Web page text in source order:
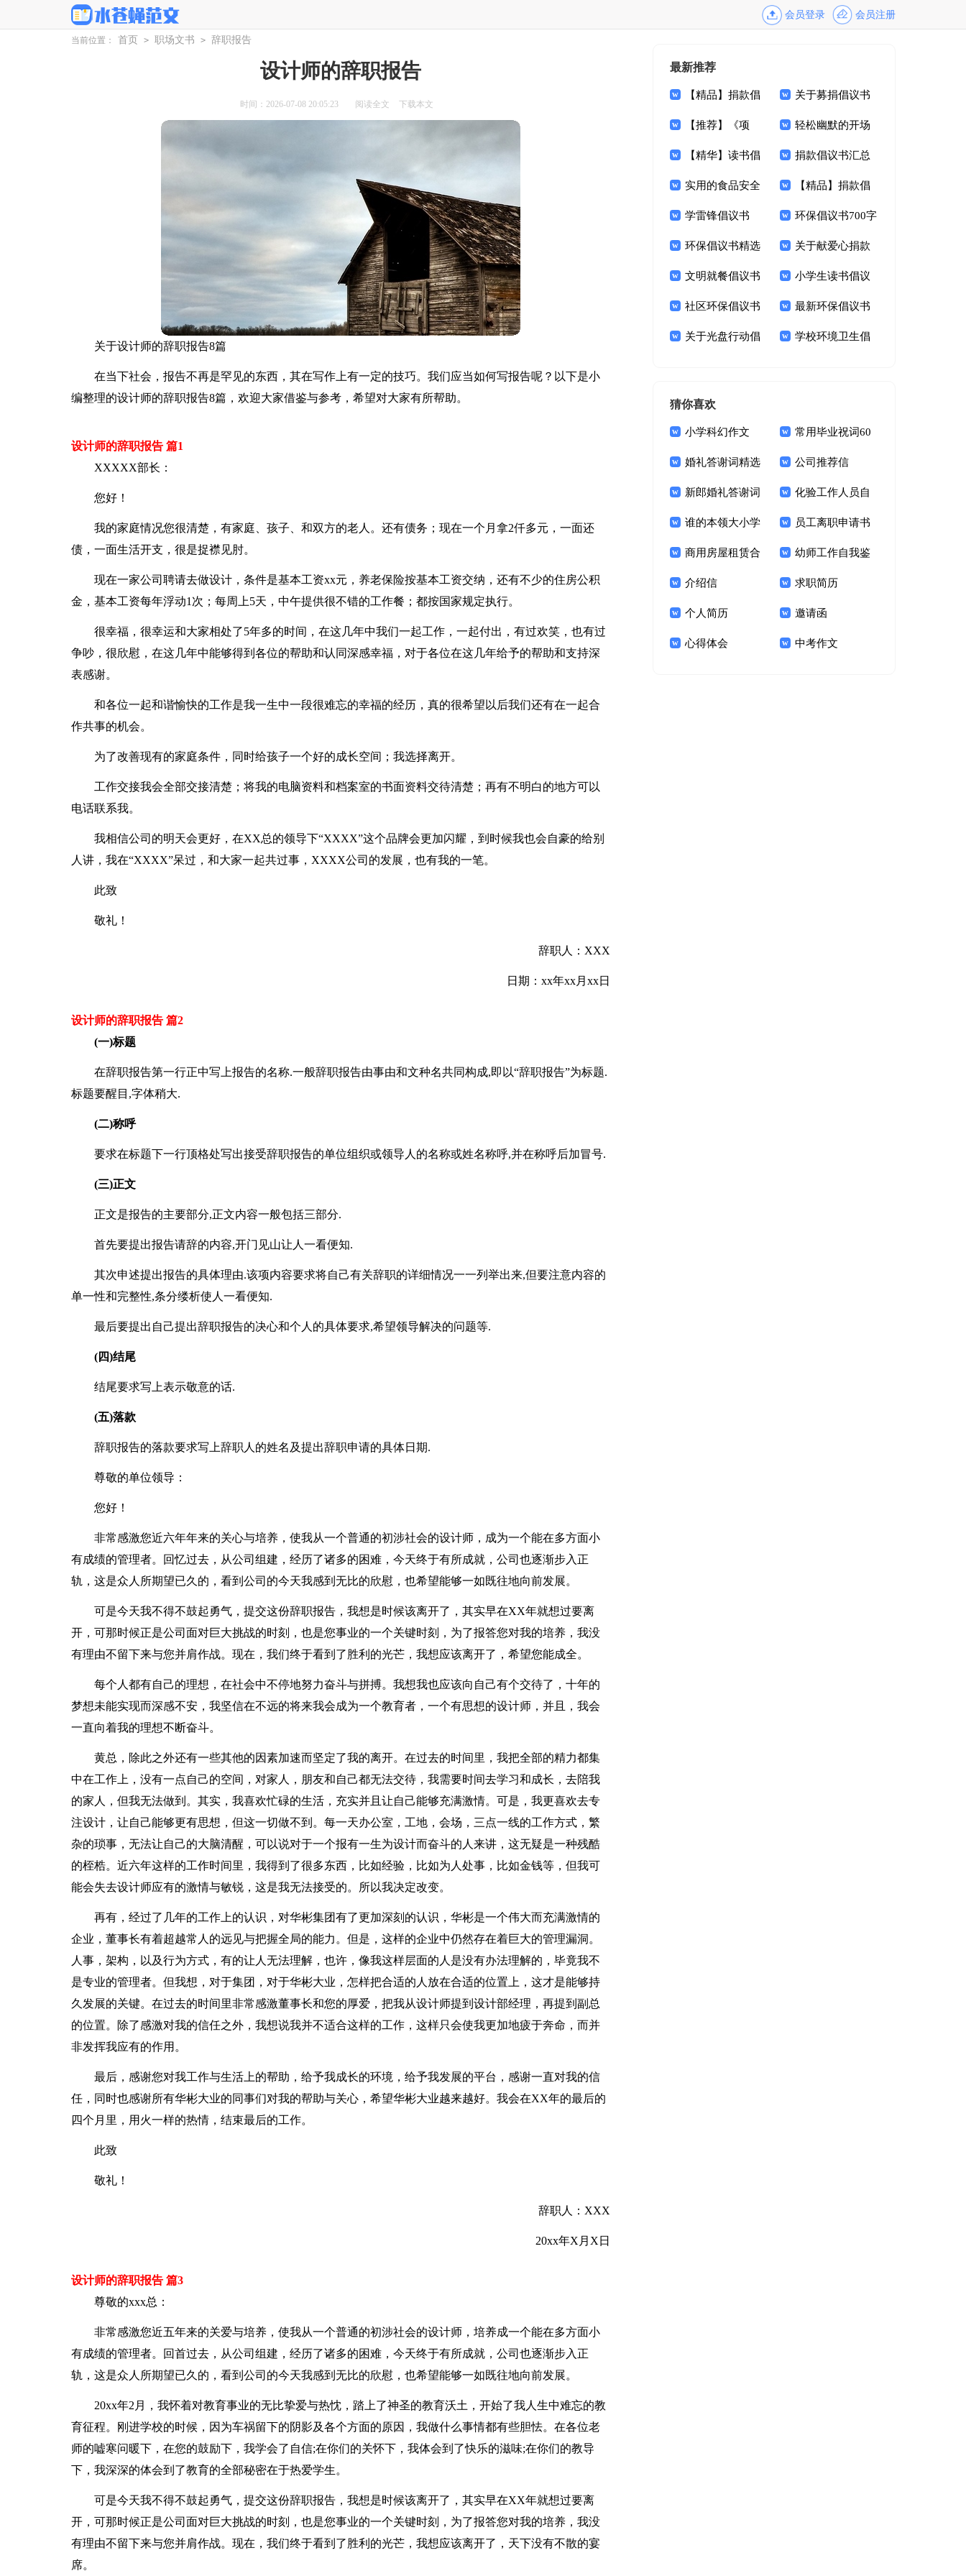
会员登录 会员注册
当前位置： 首页 > 职场文书 > 辞职报告
设计师的辞职报告
时间：2026-07-08 20:05:23 阅读全文 下载本文
关于设计师的辞职报告8篇
在当下社会，报告不再是罕见的东西，其在写作上有一定的技巧。我们应当如何写报告呢？以下是小
编整理的设计师的辞职报告8篇，欢迎大家借鉴与参考，希望对大家有所帮助。
设计师的辞职报告 篇1
XXXXX部长：
您好！
我的家庭情况您很清楚，有家庭、孩子、和双方的老人。还有债务；现在一个月拿2仟多元，一面还
债，一面生活开支，很是捉襟见肘。
现在一家公司聘请去做设计，条件是基本工资xx元，养老保险按基本工资交纳，还有不少的住房公积
金，基本工资每年浮动1次；每周上5天，中午提供很不错的工作餐；都按国家规定执行。
很幸福，很幸运和大家相处了5年多的时间，在这几年中我们一起工作，一起付出，有过欢笑，也有过
争吵，很欣慰，在这几年中能够得到各位的帮助和认同深感幸福，对于各位在这几年给予的帮助和支持深
表感谢。
和各位一起和谐愉快的工作是我一生中一段很难忘的幸福的经历，真的很希望以后我们还有在一起合
作共事的机会。
为了改善现有的家庭条件，同时给孩子一个好的成长空间；我选择离开。
工作交接我会全部交接清楚；将我的电脑资料和档案室的书面资料交待清楚；再有不明白的地方可以
电话联系我。
我相信公司的明天会更好，在XX总的领导下“XXXX”这个品牌会更加闪耀，到时候我也会自豪的给别
人讲，我在“XXXX”呆过，和大家一起共过事，XXXX公司的发展，也有我的一笔。
此致
敬礼！
辞职人：XXX
日期：xx年xx月xx日
设计师的辞职报告 篇2
(一)标题
在辞职报告第一行正中写上报告的名称.一般辞职报告由事由和文种名共同构成,即以“辞职报告”为标题.
标题要醒目,字体稍大.
(二)称呼
要求在标题下一行顶格处写出接受辞职报告的单位组织或领导人的名称或姓名称呼,并在称呼后加冒号.
(三)正文
正文是报告的主要部分,正文内容一般包括三部分.
首先要提出报告请辞的内容,开门见山让人一看便知.
其次申述提出报告的具体理由.该项内容要求将自己有关辞职的详细情况一一列举出来,但要注意内容的
单一性和完整性,条分缕析使人一看便知.
最后要提出自己提出辞职报告的决心和个人的具体要求,希望领导解决的问题等.
(四)结尾
结尾要求写上表示敬意的话.
(五)落款
辞职报告的落款要求写上辞职人的姓名及提出辞职申请的具体日期.
尊敬的单位领导：
您好！
非常感激您近六年年来的关心与培养，使我从一个普通的初涉社会的设计师，成为一个能在多方面小
有成绩的管理者。回忆过去，从公司组建，经历了诸多的困难，今天终于有所成就，公司也逐渐步入正
轨，这是众人所期望已久的，看到公司的今天我感到无比的欣慰，也希望能够一如既往地向前发展。
可是今天我不得不鼓起勇气，提交这份辞职报告，我想是时候该离开了，其实早在XX年就想过要离
开，可那时候正是公司面对巨大挑战的时刻，也是您事业的一个关键时刻，为了报答您对我的培养，我没
有理由不留下来与您并肩作战。现在，我们终于看到了胜利的光芒，我想应该离开了，希望您能成全。
每个人都有自己的理想，在社会中不停地努力奋斗与拼搏。我想我也应该向自己有个交待了，十年的
梦想未能实现而深感不安，我坚信在不远的将来我会成为一个教育者，一个有思想的设计师，并且，我会
一直向着我的理想不断奋斗。
黄总，除此之外还有一些其他的因素加速而坚定了我的离开。在过去的时间里，我把全部的精力都集
中在工作上，没有一点自己的空间，对家人，朋友和自己都无法交待，我需要时间去学习和成长，去陪我
的家人，但我无法做到。其实，我喜欢忙碌的生活，充实并且让自己能够充满激情。可是，我更喜欢去专
注设计，让自己能够更有思想，但这一切做不到。每一天办公室，工地，会场，三点一线的工作方式，繁
杂的琐事，无法让自己的大脑清醒，可以说对于一个报有一生为设计而奋斗的人来讲，这无疑是一种残酷
的桎梏。近六年这样的工作时间里，我得到了很多东西，比如经验，比如为人处事，比如金钱等，但我可
能会失去设计师应有的激情与敏锐，这是我无法接受的。所以我决定改变。
再有，经过了几年的工作上的认识，对华彬集团有了更加深刻的认识，华彬是一个伟大而充满激情的
企业，董事长有着超越常人的远见与把握全局的能力。但是，这样的企业中仍然存在着巨大的管理漏洞。
人事，架构，以及行为方式，有的让人无法理解，也许，像我这样层面的人是没有办法理解的，毕竟我不
是专业的管理者。但我想，对于集团，对于华彬大业，怎样把合适的人放在合适的位置上，这才是能够持
久发展的关键。在过去的时间里非常感激董事长和您的厚爱，把我从设计师提到设计部经理，再提到副总
的位置。除了感激对我的信任之外，我想说我并不适合这样的工作，这样只会使我更加地疲于奔命，而并
非发挥我应有的作用。
最后，感谢您对我工作与生活上的帮助，给予我成长的环境，给予我发展的平台，感谢一直对我的信
任，同时也感谢所有华彬大业的同事们对我的帮助与关心，希望华彬大业越来越好。我会在XX年的最后的
四个月里，用火一样的热情，结束最后的工作。
此致
敬礼！
辞职人：XXX
20xx年X月X日
设计师的辞职报告 篇3
尊敬的xxx总：
非常感激您近五年来的关爱与培养，使我从一个普通的初涉社会的设计师，培养成一个能在多方面小
有成绩的管理者。回首过去，从公司组建，经历了诸多的困难，今天终于有所成就，公司也逐渐步入正
轨，这是众人所期望已久的，看到公司的今天我感到无比的欣慰，也希望能够一如既往地向前发展。
20xx年2月，我怀着对教育事业的无比挚爱与热忱，踏上了神圣的教育沃土，开始了我人生中难忘的教
育征程。刚进学校的时候，因为车祸留下的阴影及各个方面的原因，我做什么事情都有些胆怯。在各位老
师的嘘寒问暖下，在您的鼓励下，我学会了自信;在你们的关怀下，我体会到了快乐的滋味;在你们的教导
下，我深深的体会到了教育的全部秘密在于热爱学生。
可是今天我不得不鼓起勇气，提交这份辞职报告，我想是时候该离开了，其实早在XX年就想过要离
开，可那时候正是公司面对巨大挑战的时刻，也是您事业的一个关键时刻，为了报答您对我的培养，我没
有理由不留下来与您并肩作战。现在，我们终于看到了胜利的光芒，我想应该离开了，天下没有不散的宴
席。
最新推荐
【精品】捐款倡
议书锦集9篇
关于募捐倡议书
范文集锦9篇
【推荐】《项
链》读后感9篇
轻松幽默的开场
白
【精华】读书倡
议书锦集九篇
捐款倡议书汇总
七篇
实用的食品安全
倡议书4篇
【精品】捐款倡
议书集合7篇
学雷锋倡议书
1000字
环保倡议书700字
环保倡议书精选
15篇
关于献爱心捐款
倡议书范文9篇
文明就餐倡议书
范文锦集九篇
小学生读书倡议
书14篇
社区环保倡议书
15篇
最新环保倡议书
关于光盘行动倡 学校环境卫生倡
猜你喜欢
小学科幻作文 常用毕业祝词60
句
婚礼答谢词精选
15篇
公司推荐信
新郎婚礼答谢词
锦集十篇
化验工作人员自
我鉴定
谁的本领大小学
作文
员工离职申请书
商用房屋租赁合
同15篇
幼师工作自我鉴
定(15篇)
介绍信 求职简历
个人简历 邀请函
心得体会 中考作文